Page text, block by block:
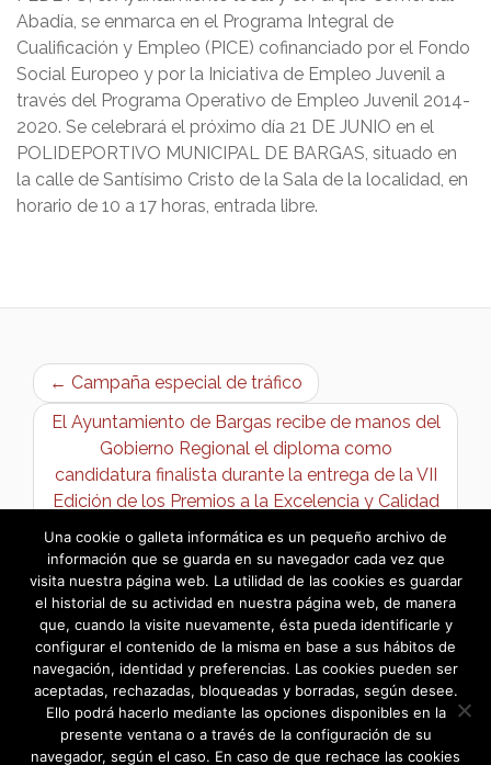
Abadía, se enmarca en el Programa Integral de
Cualificación y Empleo (PICE) cofinanciado por el Fondo
Social Europeo y por la Iniciativa de Empleo Juvenil a
través del Programa Operativo de Empleo Juvenil 2014-
2020. Se celebrará el próximo día 21 DE JUNIO en el
POLIDEPORTIVO MUNICIPAL DE BARGAS, situado en
la calle de Santísimo Cristo de la Sala de la localidad, en
horario de 10 a 17 horas, entrada libre.
← Campaña especial de tráfico
El Ayuntamiento de Bargas recibe de manos del
Gobierno Regional el diploma como
candidatura finalista durante la entrega de la VII
Edición de los Premios a la Excelencia y Calidad
de los Servicios Públicos →
Una cookie o galleta informática es un pequeño archivo de
información que se guarda en su navegador cada vez que
visita nuestra página web. La utilidad de las cookies es guardar
el historial de su actividad en nuestra página web, de manera
que, cuando la visite nuevamente, ésta pueda identificarle y
configurar el contenido de la misma en base a sus hábitos de
navegación, identidad y preferencias. Las cookies pueden ser
aceptadas, rechazadas, bloqueadas y borradas, según desee.
Ello podrá hacerlo mediante las opciones disponibles en la
presente ventana o a través de la configuración de su
navegador, según el caso. En caso de que rechace las cookies